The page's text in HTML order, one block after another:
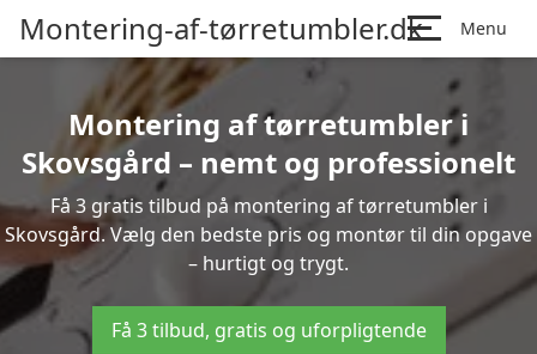
Montering-af-tørretumbler.dk Menu
Montering af tørretumbler i
Skovsgård – nemt og professionelt
Få 3 gratis tilbud på montering af tørretumbler i
Skovsgård. Vælg den bedste pris og montør til din opgave
– hurtigt og trygt.
Få 3 tilbud, gratis og uforpligtende